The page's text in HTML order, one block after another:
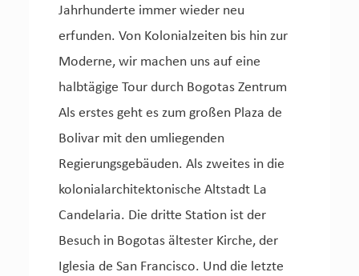
Jahrhunderte immer wieder neu
erfunden. Von Kolonialzeiten bis hin zur
Moderne, wir machen uns auf eine
halbtägige Tour durch Bogotas Zentrum
Als erstes geht es zum großen Plaza de
Bolivar mit den umliegenden
Regierungsgebäuden. Als zweites in die
kolonialarchitektonische Altstadt La
Candelaria. Die dritte Station ist der
Besuch in Bogotas ältester Kirche, der
Iglesia de San Francisco. Und die letzte